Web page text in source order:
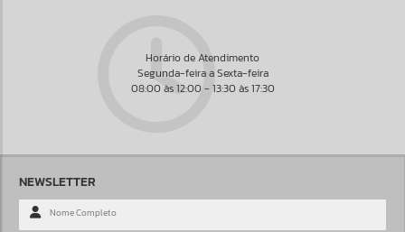
Horário de Atendimento
Segunda-feira a Sexta-feira
08:00 às 12:00 - 13:30 às 17:30
NEWSLETTER